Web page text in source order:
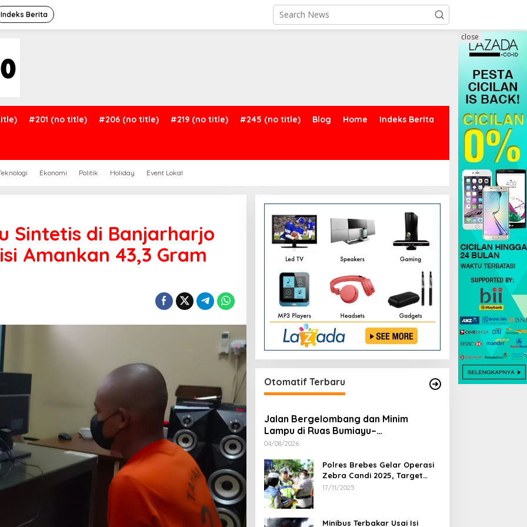
Indeks Berita
#201 (no title) #206 (no title) #219 (no title) #245 (no title) Blog Home Indeks Berita
Ekonomi Politik Holiday Event Lokal
close
Sintetis di Banjarharjo
Amankan 43,3 Gram
Otomatif Terbaru
Jalan Bergelombang dan Minim
Lampu di Ruas Bumiayu–
Bantarkawung Telan Korban, Innova
04/08/2026
Polres Brebes Gelar Operasi
Zebra Candi 2025, Target
Turunkan Kecelakaan dan
17/11/2025
Minibus Terbakar Usai Isi